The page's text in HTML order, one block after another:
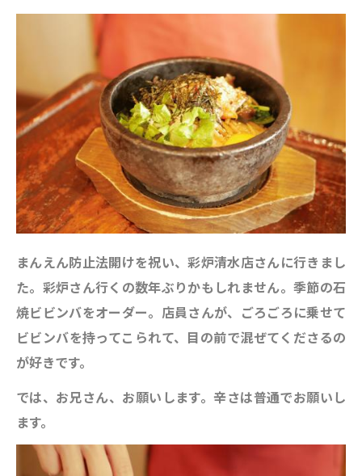
まんえん防止法開けを祝い、彩炉清水店さんに行きまし
た。 彩炉さん行くの数年ぶりかもしれません。季節の石
焼ビビンバをオーダー。店員さんが、ごろごろに乗せて
ビビンバを持ってこられて、目の前で混ぜてくださるの
が好きです。
では、お兄さん、お願いします。辛さは普通でお願いし
ます。